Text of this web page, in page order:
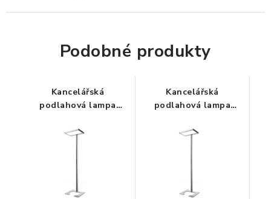
DRŽÁKY A ZÁVĚSY PC
ORGANIZACE KABELŮ
Podobné produkty
Kancelářská
podlahová lampa
lm, asymetrická
Kancelářská
podlahová lampa
čidlem, 7000 lm,